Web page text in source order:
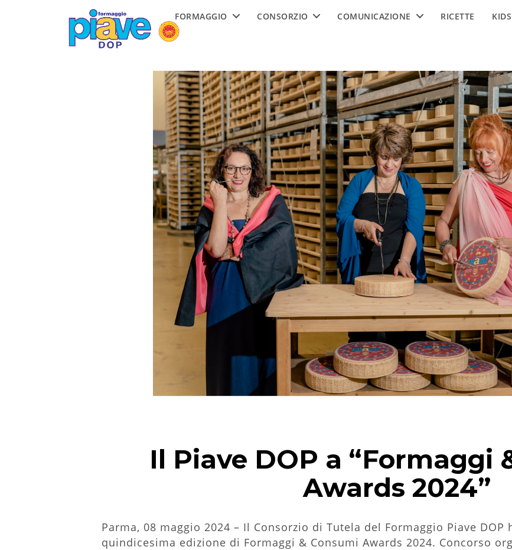
Formaggio
Piave
DOP
FORMAGGIO CONSORZIO COMUNICAZIONE RICETTE KIDS
Il Piave DOP a “Formaggi
Awards 2024”
Parma, 08 maggio 2024 – Il Consorzio di Tutela del Formaggio Piave
quindicesima edizione di Formaggi & Consumi Awards 2024. Concorso